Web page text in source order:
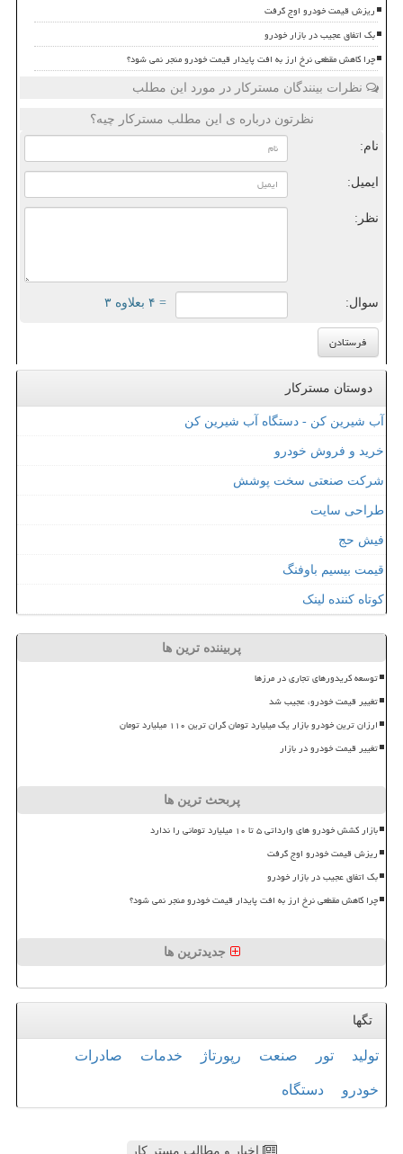
ریزش قیمت خودرو اوج گرفت
بک اتفاق عجیب در بازار خودرو
چرا کاهش مقطعی نرخ ارز به افت پایدار قیمت خودرو منجر نمی شود؟
نظرات بینندگان مسترکار در مورد این مطلب
نظرتون درباره ی این مطلب مسترکار چیه؟
نام:
ایمیل:
نظر:
سوال: = ۴ بعلاوه ۳
دوستان مسترکار
آب شیرین کن - دستگاه آب شیرین کن
خرید و فروش خودرو
شرکت صنعتی سخت پوشش
طراحی سایت
فیش حج
قیمت بیسیم باوفنگ
کوتاه کننده لینک
پربیننده ترین ها
توسعه کریدورهای تجاری در مرزها
تغییر قیمت خودرو، عجیب شد
ارزان ترین خودرو بازار یک میلیارد تومان گران ترین ۱۱۰ میلیارد تومان
تغییر قیمت خودرو در بازار
پربحث ترین ها
بازار کشش خودرو های وارداتی ۵ تا ۱۰ میلیارد تومانی را ندارد
ریزش قیمت خودرو اوج گرفت
بک اتفاق عجیب در بازار خودرو
چرا کاهش مقطعی نرخ ارز به افت پایدار قیمت خودرو منجر نمی شود؟
جدیدترین ها
تگها
تولید تور صنعت رپورتاژ خدمات صادرات
خودرو دستگاه
اخبار و مطالب مستر کار